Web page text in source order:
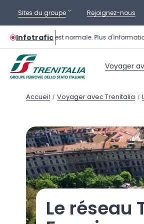
Sites du groupe Rejoignez-nous
Infotrafic
des trains est normale. Plus d'informations
Voyager
Accueil / Voyager avec Trenitalia /
Le réseau